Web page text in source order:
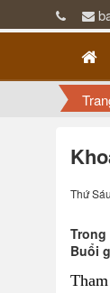
Thứ
Buổi